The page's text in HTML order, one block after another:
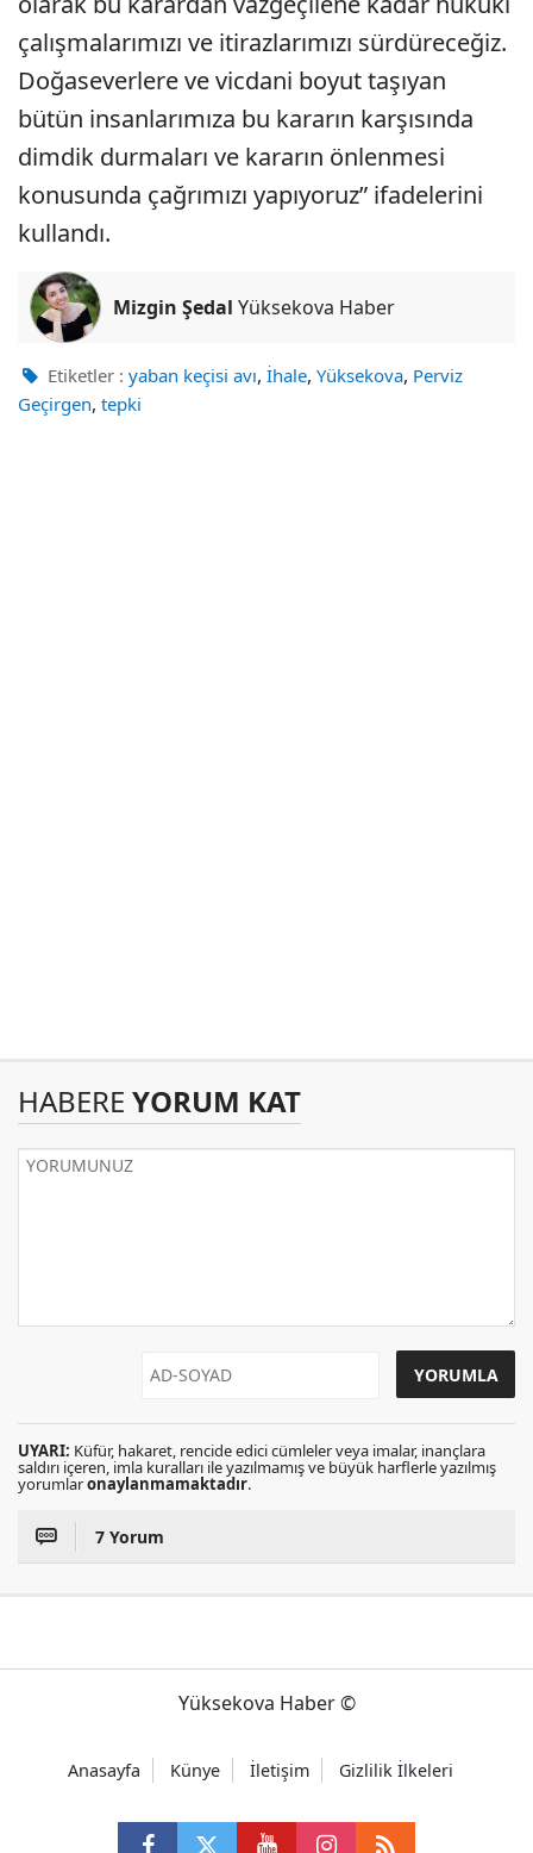
çalışmalarımızı ve itirazlarımızı sürdüreceğiz.
Doğaseverlere ve vicdani boyut taşıyan
bütün insanlarımıza bu kararın karşısında
dimdik durmaları ve kararın önlenmesi
konusunda çağrımızı yapıyoruz” ifadelerini
kullandı.
Mizgin Şedal Yüksekova Haber
Etiketler : yaban keçisi avı, İhale, Yüksekova, Perviz
Geçirgen, tepki
HABERE YORUM KAT
UYARI: Küfür, hakaret, rencide edici cümleler veya imalar, inançlara
saldırı içeren, imla kuralları ile yazılmamış ve büyük harflerle yazılmış
yorumlaronaylanmamaktadır.
7 Yorum
Yüksekova Haber ©
Anasayfa Künye İletişim Gizlilik İlkeleri